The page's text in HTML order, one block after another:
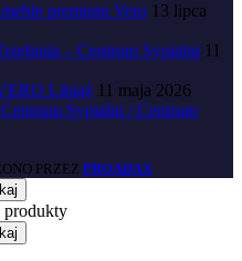
premium Vero 13 lipca
– Centrum Sypialni 11
Libiąż 11 maja 2026
Sypialni / Centrum
PRZEZ PROADAX
produkty